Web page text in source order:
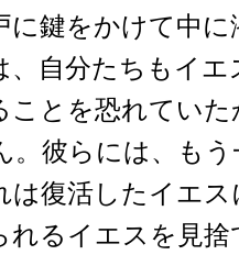
に鍵をかけて中
、自分たちもイ
ことを恐れてい
。彼らには、も
は復活したイエ
れるイエスを見